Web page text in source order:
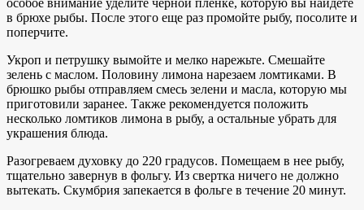
особое внимание уделите черной пленке, которую вы найдете
в брюхе рыбы. После этого еще раз промойте рыбу, посолите и
поперчите.
Укроп и петрушку вымойте и мелко нарежьте. Смешайте
зелень с маслом. Половину лимона нарезаем ломтиками. В
брюшко рыбы отправляем смесь зелени и масла, которую мы
приготовили заранее. Также рекомендуется положить
несколько ломтиков лимона в рыбу, а остальные убрать для
украшения блюда.
Разогреваем духовку до 220 градусов. Помещаем в нее рыбу,
тщательно завернув в фольгу. Из свертка ничего не должно
вытекать. Скумбрия запекается в фольге в течение 20 минут.